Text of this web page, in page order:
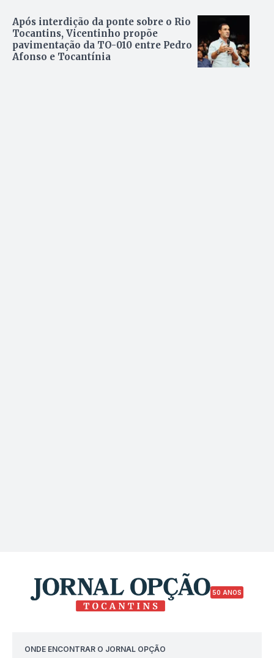
Após interdição da ponte sobre o Rio
Tocantins, Vicentinho propõe
pavimentação da TO-010 entre Pedro
Afonso e Tocantínia
50 ANOS
ONDE ENCONTRAR O JORNAL OPÇÃO